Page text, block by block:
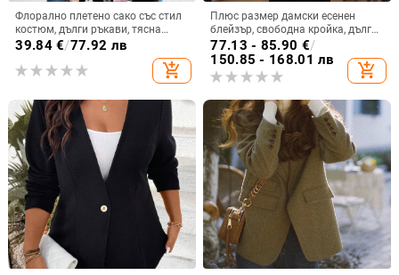
Флорално плетено сако със стил
костюм, дълги ръкави, тясна
кройка, 95%+ полиестер
39.84€/77.92 лв
add_shopping_cart
Плюс размер дамски есенен
блейзър, свободна кройка, дълги
ръкави, поло яка, едноцветен
костюмен плат, скрива корема
77.13 - 85.90 €/
150.85 - 168.01 лв
add_shopping_cart